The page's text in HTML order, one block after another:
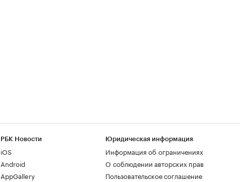
РБК Новости
iOS
Android
AppGallery
Юридическая информация
Информация об ограничениях
О соблюдении авторских прав
Пользовательское соглашение